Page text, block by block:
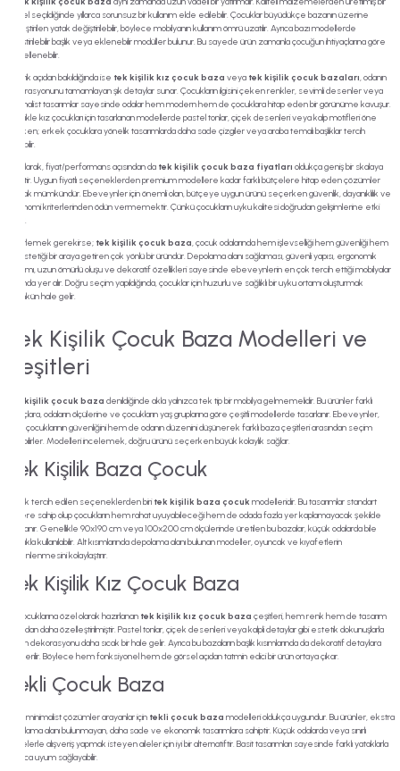
model seçildiğinde yıllarca sorunsuz bir kullanım elde edilebilir. Çocuklar büyüdükçe bazanın üzerine
yerleştirilen yatak değiştirilebilir, böylece mobilyanın kullanım ömrü uzatılır. Ayrıca bazı modellerde
değiştirilebilir başlık veya eklenebilir modüller bulunur. Bu sayede ürün zamanla çocuğun ihtiyaçlarına göre
güncellenebilir.
Estetik açıdan bakıldığında ise tek kişilik kız çocuk baza veya tek kişilik çocuk bazaları, odanın
dekorasyonunu tamamlayan şık detaylar sunar. Çocukların ilgisini çeken renkler, sevimli desenler veya
minimalist tasarımlar sayesinde odalar hem modern hem de çocuklara hitap eden bir görünüme kavuşur.
Özellikle kız çocukları için tasarlanan modellerde pastel tonlar, çiçek desenleri veya kalp motifleri öne
çıkarken; erkek çocuklara yönelik tasarımlarda daha sade çizgiler veya araba temalı başlıklar tercih
edilebilir.
Son olarak, fiyat/performans açısından da tek kişilik çocuk baza fiyatları oldukça geniş bir skalaya
sahiptir. Uygun fiyatlı seçeneklerden premium modellere kadar farklı bütçelere hitap eden çözümler
bulmak mümkündür. Ebeveynler için önemli olan, bütçeye uygun ürünü seçerken güvenlik, dayanıklılık ve
ergonomi kriterlerinden ödün vermemektir. Çünkü çocukların uyku kalitesi doğrudan gelişimlerine etki
eder.
Özetlemek gerekirse; tek kişilik çocuk baza, çocuk odalarında hem işlevselliği hem güvenliği hem
de estetiği bir araya getiren çok yönlü bir üründür. Depolama alanı sağlaması, güvenli yapısı, ergonomik
tasarımı, uzun ömürlü oluşu ve dekoratif özellikleri sayesinde ebeveynlerin en çok tercih ettiği mobilyalar
arasında yer alır. Doğru seçim yapıldığında, çocuklar için huzurlu ve sağlıklı bir uyku ortamı oluşturmak
mümkün hale gelir.
Tek Kişilik Çocuk Baza Modelleri ve
Çeşitleri
Tek kişilik çocuk baza denildiğinde akla yalnızca tek tip bir mobilya gelmemelidir. Bu ürünler farklı
ihtiyaçlara, odaların ölçülerine ve çocukların yaş gruplarına göre çeşitli modellerde tasarlanır. Ebeveynler,
hem çocuklarının güvenliğini hem de odanın düzenini düşünerek farklı baza çeşitleri arasından seçim
yapabilirler. Modelleri incelemek, doğru ürünü seçerken büyük kolaylık sağlar.
Tek Kişilik Baza Çocuk
En çok tercih edilen seçeneklerden biritek kişilik baza çocuk modelleridir. Bu tasarımlar standart
ölçülere sahip olup çocukların hem rahat uyuyabileceği hem de odada fazla yer kaplamayacak şekilde
hazırlanır. Genellikle 90x190 cm veya 100x200 cm ölçülerinde üretilen bu bazalar, küçük odalarda bile
kolaylıkla kullanılabilir. Alt kısımlarında depolama alanı bulunan modeller, oyuncak ve kıyafetlerin
düzenlenmesini kolaylaştırır.
Tek Kişilik Kız Çocuk Baza
Kız çocuklarına özel olarak hazırlanan tek kişilik kız çocuk baza çeşitleri, hem renk hem de tasarım
açısından daha özelleştirilmiştir. Pastel tonlar, çiçek desenleri veya kalpli detaylar gibi estetik dokunuşlarla
odanın dekorasyonu daha sıcak bir hale gelir. Ayrıca bu bazaların başlık kısımlarında da dekoratif detaylara
yer verilir. Böylece hem fonksiyonel hem de görsel açıdan tatmin edici bir ürün ortaya çıkar.
Tekli Çocuk Baza
Daha minimalist çözümler arayanlar için tekli çocuk baza modelleri oldukça uygundur. Bu ürünler, ekstra
depolama alanı bulunmayan, daha sade ve ekonomik tasarımlara sahiptir. Küçük odalarda veya sınırlı
bütçelerle alışveriş yapmak isteyen aileler için iyi bir alternatiftir. Basit tasarımları sayesinde farklı yataklarla
kolayca uyum sağlayabilir.